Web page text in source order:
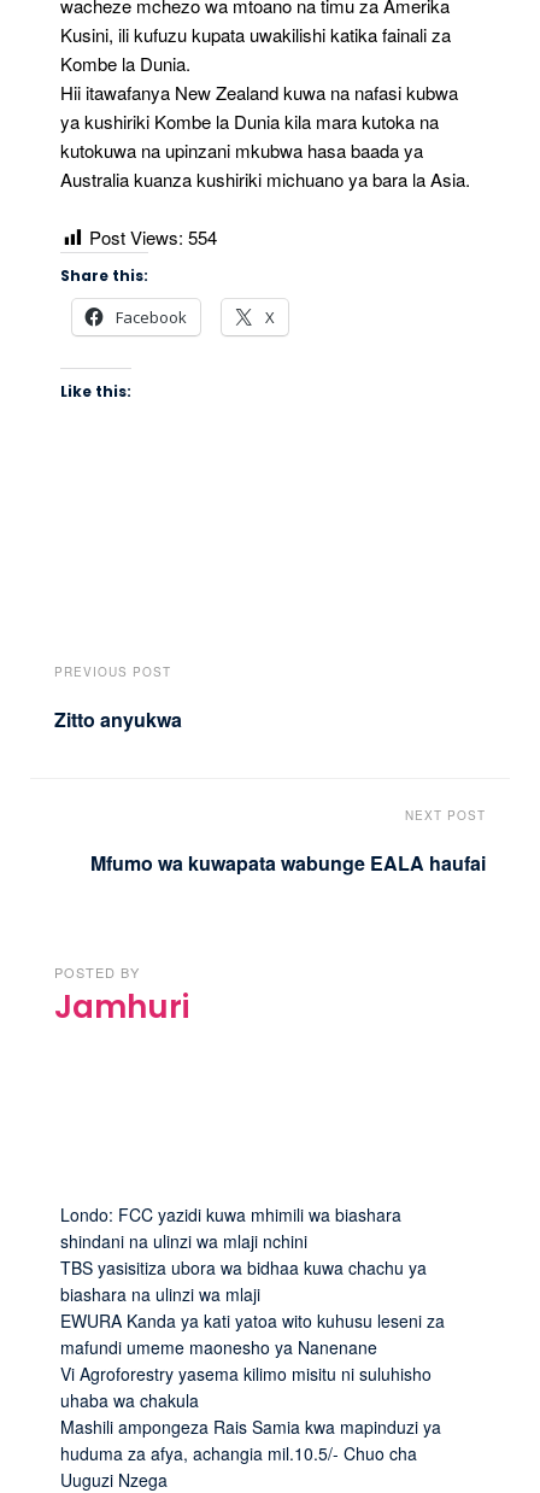
wacheze mchezo wa mtoano na timu za Amerika
Kusini, ili kufuzu kupata uwakilishi katika fainali za
Kombe la Dunia.
Hii itawafanya New Zealand kuwa na nafasi kubwa
ya kushiriki Kombe la Dunia kila mara kutoka na
kutokuwa na upinzani mkubwa hasa baada ya
Australia kuanza kushiriki michuano ya bara la Asia.
Post Views: 554
Share this:
Facebook X
Like this:
PREVIOUS POST
Zitto anyukwa
NEXT POST
Mfumo wa kuwapata wabunge EALA haufai
POSTED BY
Jamhuri
Londo: FCC yazidi kuwa mhimili wa biashara
shindani na ulinzi wa mlaji nchini
TBS yasisitiza ubora wa bidhaa kuwa chachu ya
biashara na ulinzi wa mlaji
EWURA Kanda ya kati yatoa wito kuhusu leseni za
mafundi umeme maonesho ya Nanenane
Vi Agroforestry yasema kilimo misitu ni suluhisho
uhaba wa chakula
Mashili ampongeza Rais Samia kwa mapinduzi ya
huduma za afya, achangia mil.10.5/- Chuo cha
Uuguzi Nzega